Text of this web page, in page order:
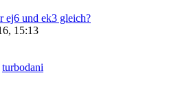
ej6 und ek3 gleich?
15:13
turbodani